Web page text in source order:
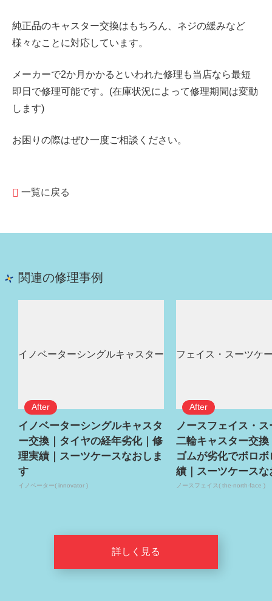
純正品のキャスター交換はもちろん、ネジの緩みなど
様々なことに対応しています。
メーカーで2か月かかるといわれた修理も当店なら最短
即日で修理可能です。(在庫状況によって修理期間は変動
します)
お困りの際はぜひ一度ご相談ください。
一覧に戻る
関連の修理事例
イノベーターシングルキャスタ
ー交換｜タイヤの経年劣化｜修
理実績｜スーツケースなおしま
す
イノベーター( innovator )
ノースフェイス・
二輪キャスター交換
ゴムが劣化でボロ
績｜スーツケースな
ノースフェイス( the-north-face )
詳しく見る